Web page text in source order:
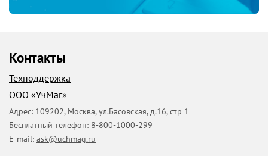
Контакты
Техподдержка
ООО «УчМаг»
Адрес: 109202, Москва,ул.Басовская, д.16, стр 1
Бесплатный телефон: 8-800-1000-299
E-mail: ask@uchmag.ru